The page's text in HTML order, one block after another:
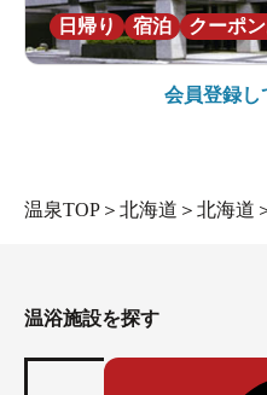
日帰り
宿泊 クーポ
会員登録し
温泉TOP ＞ 北海道 ＞ 北海道
温浴施設を探す